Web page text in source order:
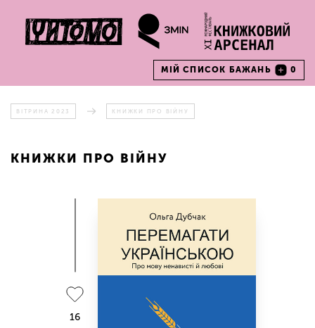
МІЙ СПИСОК БАЖАНЬ 0
ВІТРИНА 2023 КНИЖКИ ПРО ВІЙНУ
КНИЖКИ ПРО ВІЙНУ
16